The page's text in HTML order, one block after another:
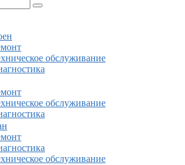
обслуживание
обслуживание
обслуживание